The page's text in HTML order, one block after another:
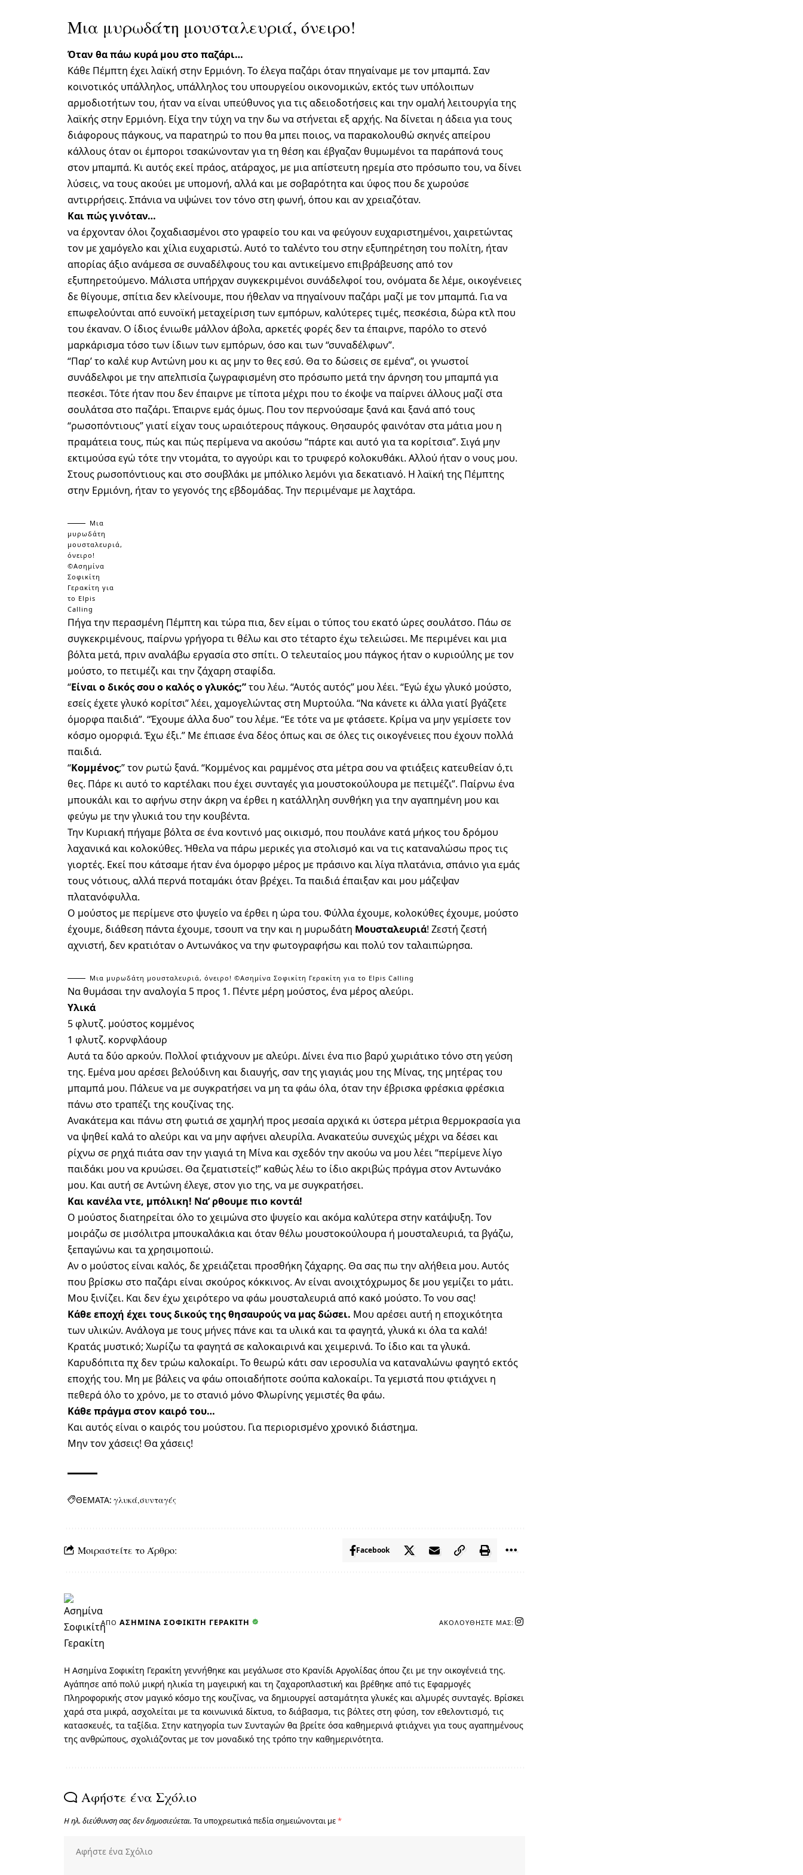
Μια μυρωδάτη μουσταλευριά, όνειρο!
Όταν θα πάω κυρά μου στο παζάρι…
Κάθε Πέμπτη έχει λαϊκή στην Ερμιόνη. Το έλεγα παζάρι όταν πηγαίναμε με τον μπαμπά. Σαν
κοινοτικός υπάλληλος, υπάλληλος του υπουργείου οικονομικών, εκτός των υπόλοιπων
αρμοδιοτήτων του, ήταν να είναι υπεύθυνος για τις αδειοδοτήσεις και την ομαλή λειτουργία της
λαϊκής στην Ερμιόνη. Είχα την τύχη να την δω να στήνεται εξ αρχής. Να δίνεται η άδεια για τους
διάφορους πάγκους, να παρατηρώ το που θα μπει ποιος, να παρακολουθώ σκηνές απείρου
κάλλους όταν οι έμποροι τσακώνονταν για τη θέση και έβγαζαν θυμωμένοι τα παράπονά τους
στον μπαμπά. Κι αυτός εκεί πράος, ατάραχος, με μια απίστευτη ηρεμία στο πρόσωπο του, να δίνει
λύσεις, να τους ακούει με υπομονή, αλλά και με σοβαρότητα και ύφος που δε χωρούσε
αντιρρήσεις. Σπάνια να υψώνει τον τόνο στη φωνή, όπου και αν χρειαζόταν.
Και πώς γινόταν…
να έρχονταν όλοι ζοχαδιασμένοι στο γραφείο του και να φεύγουν ευχαριστημένοι, χαιρετώντας
τον με χαμόγελο και χίλια ευχαριστώ. Αυτό το ταλέντο του στην εξυπηρέτηση του πολίτη, ήταν
απορίας άξιο ανάμεσα σε συναδέλφους του και αντικείμενο επιβράβευσης από τον
εξυπηρετούμενο. Μάλιστα υπήρχαν συγκεκριμένοι συνάδελφοί του, ονόματα δε λέμε, οικογένειες
δε θίγουμε, σπίτια δεν κλείνουμε, που ήθελαν να πηγαίνουν παζάρι μαζί με τον μπαμπά. Για να
επωφελούνται από ευνοϊκή μεταχείριση των εμπόρων, καλύτερες τιμές, πεσκέσια, δώρα κτλ που
του έκαναν. Ο ίδιος ένιωθε μάλλον άβολα, αρκετές φορές δεν τα έπαιρνε, παρόλο το στενό
μαρκάρισμα τόσο των ίδιων των εμπόρων, όσο και των “συναδέλφων”.
“Παρ’ το καλέ κυρ Αντώνη μου κι ας μην το θες εσύ. Θα το δώσεις σε εμένα”, οι γνωστοί
συνάδελφοι με την απελπισία ζωγραφισμένη στο πρόσωπο μετά την άρνηση του μπαμπά για
πεσκέσι. Τότε ήταν που δεν έπαιρνε με τίποτα μέχρι που το έκοψε να παίρνει άλλους μαζί στα
σουλάτσα στο παζάρι. Έπαιρνε εμάς όμως. Που τον περνούσαμε ξανά και ξανά από τους
“ρωσοπόντιους” γιατί είχαν τους ωραιότερους πάγκους. Θησαυρός φαινόταν στα μάτια μου η
πραμάτεια τους, πώς και πώς περίμενα να ακούσω “πάρτε και αυτό για τα κορίτσια”. Σιγά μην
εκτιμούσα εγώ τότε την ντομάτα, το αγγούρι και το τρυφερό κολοκυθάκι. Αλλού ήταν ο νους μου.
Στους ρωσοπόντιους και στο σουβλάκι με μπόλικο λεμόνι για δεκατιανό. Η λαϊκή της Πέμπτης
στην Ερμιόνη, ήταν το γεγονός της εβδομάδας. Την περιμέναμε με λαχτάρα.
Μια
μυρωδάτη
μουσταλευριά,
όνειρο!
©Ασημίνα
Σοφικίτη
Γερακίτη για
το Elpis
Calling
Πήγα την περασμένη Πέμπτη και τώρα πια, δεν είμαι ο τύπος του εκατό ώρες σουλάτσο. Πάω σε
συγκεκριμένους, παίρνω γρήγορα τι θέλω και στο τέταρτο έχω τελειώσει. Με περιμένει και μια
βόλτα μετά, πριν αναλάβω εργασία στο σπίτι. Ο τελευταίος μου πάγκος ήταν ο κυριούλης με τον
μούστο, το πετιμέζι και την ζάχαρη σταφίδα.
“Είναι ο δικός σου ο καλός ο γλυκός;”του λέω. “Αυτός αυτός” μου λέει. “Εγώ έχω γλυκό μούστο,
εσείς έχετε γλυκό κορίτσι” λέει, χαμογελώντας στη Μυρτούλα. “Να κάνετε κι άλλα γιατί βγάζετε
όμορφα παιδιά”. “Έχουμε άλλα δυο” του λέμε. “Εε τότε να με φτάσετε. Κρίμα να μην γεμίσετε τον
κόσμο ομορφιά. Έχω έξι.” Με έπιασε ένα δέος όπως και σε όλες τις οικογένειες που έχουν πολλά
παιδιά.
“Κομμένος;” τον ρωτώ ξανά. “Κομμένος και ραμμένος στα μέτρα σου να φτιάξεις κατευθείαν ό,τι
θες. Πάρε κι αυτό το καρτέλακι που έχει συνταγές για μουστοκούλουρα με πετιμέζι”. Παίρνω ένα
μπουκάλι και το αφήνω στην άκρη να έρθει η κατάλληλη συνθήκη για την αγαπημένη μου και
φεύγω με την γλυκιά του την κουβέντα.
Την Κυριακή πήγαμε βόλτα σε ένα κοντινό μας οικισμό, που πουλάνε κατά μήκος του δρόμου
λαχανικά και κολοκύθες. Ήθελα να πάρω μερικές για στολισμό και να τις καταναλώσω προς τις
γιορτές. Εκεί που κάτσαμε ήταν ένα όμορφο μέρος με πράσινο και λίγα πλατάνια, σπάνιο για εμάς
τους νότιους, αλλά περνά ποταμάκι όταν βρέχει. Τα παιδιά έπαιξαν και μου μάζεψαν
πλατανόφυλλα.
Ο μούστος με περίμενε στο ψυγείο να έρθει η ώρα του. Φύλλα έχουμε, κολοκύθες έχουμε, μούστο
έχουμε, διάθεση πάντα έχουμε, τσουπ να την και η μυρωδάτη Μουσταλευριά! Ζεστή ζεστή
αχνιστή, δεν κρατιόταν ο Αντωνάκος να την φωτογραφήσω και πολύ τον ταλαιπώρησα.
Μια μυρωδάτη μουσταλευριά, όνειρο! ©Ασημίνα Σοφικίτη Γερακίτη για το Elpis Calling
Να θυμάσαι την αναλογία 5 προς 1. Πέντε μέρη μούστος, ένα μέρος αλεύρι.
Υλικά
5 φλυτζ. μούστος κομμένος
1 φλυτζ. κορνφλάουρ
Αυτά τα δύο αρκούν. Πολλοί φτιάχνουν με αλεύρι. Δίνει ένα πιο βαρύ χωριάτικο τόνο στη γεύση
της. Εμένα μου αρέσει βελούδινη και διαυγής, σαν της γιαγιάς μου της Μίνας, της μητέρας του
μπαμπά μου. Πάλευε να με συγκρατήσει να μη τα φάω όλα, όταν την έβρισκα φρέσκια φρέσκια
πάνω στο τραπέζι της κουζίνας της.
Ανακάτεμα και πάνω στη φωτιά σε χαμηλή προς μεσαία αρχικά κι ύστερα μέτρια θερμοκρασία για
να ψηθεί καλά το αλεύρι και να μην αφήνει αλευρίλα. Ανακατεύω συνεχώς μέχρι να δέσει και
ρίχνω σε ρηχά πιάτα σαν την γιαγιά τη Μίνα και σχεδόν την ακούω να μου λέει “περίμενε λίγο
παιδάκι μου να κρυώσει. Θα ζεματιστείς!” καθώς λέω το ίδιο ακριβώς πράγμα στον Αντωνάκο
μου. Και αυτή σε Αντώνη έλεγε, στον γιο της, να με συγκρατήσει.
Και κανέλα ντε, μπόλικη! Να’ ρθουμε πιο κοντά!
Ο μούστος διατηρείται όλο το χειμώνα στο ψυγείο και ακόμα καλύτερα στην κατάψυξη. Τον
μοιράζω σε μισόλιτρα μπουκαλάκια και όταν θέλω μουστοκούλουρα ή μουσταλευριά, τα βγάζω,
ξεπαγώνω και τα χρησιμοποιώ.
Αν ο μούστος είναι καλός, δε χρειάζεται προσθήκη ζάχαρης. Θα σας πω την αλήθεια μου. Αυτός
που βρίσκω στο παζάρι είναι σκούρος κόκκινος. Αν είναι ανοιχτόχρωμος δε μου γεμίζει το μάτι.
Μου ξινίζει. Και δεν έχω χειρότερο να φάω μουσταλευριά από κακό μούστο. Το νου σας!
Κάθε εποχή έχει τους δικούς της θησαυρούς να μας δώσει. Μου αρέσει αυτή η εποχικότητα
των υλικών. Ανάλογα με τους μήνες πάνε και τα υλικά και τα φαγητά, γλυκά κι όλα τα καλά!
Κρατάς μυστικό; Χωρίζω τα φαγητά σε καλοκαιρινά και χειμερινά. Το ίδιο και τα γλυκά.
Καρυδόπιτα πχ δεν τρώω καλοκαίρι. Το θεωρώ κάτι σαν ιεροσυλία να καταναλώνω φαγητό εκτός
εποχής του. Μη με βάλεις να φάω οποιαδήποτε σούπα καλοκαίρι. Τα γεμιστά που φτιάχνει η
πεθερά όλο το χρόνο, με το στανιό μόνο Φλωρίνης γεμιστές θα φάω.
Κάθε πράγμα στον καιρό του…
Και αυτός είναι ο καιρός του μούστου. Για περιορισμένο χρονικό διάστημα.
Μην τον χάσεις! Θα χάσεις!
ΘΕΜΑΤΑ: γλυκά συνταγές
Μοιραστείτε το Άρθρο: Facebook
ΑΠΌ ΑΣΗΜΊΝΑ ΣΟΦΙΚΊΤΗ ΓΕΡΑΚΊΤΗ ΑΚΟΛΟΥΘΉΣΤΕ ΜΑΣ:
Η Ασημίνα Σοφικίτη Γερακίτη γεννήθηκε και μεγάλωσε στο Κρανίδι Αργολίδας όπου ζει με την οικογένειά της.
Αγάπησε από πολύ μικρή ηλικία τη μαγειρική και τη ζαχαροπλαστική και βρέθηκε από τις Εφαρμογές
Πληροφορικής στον μαγικό κόσμο της κουζίνας, να δημιουργεί ασταμάτητα γλυκές και αλμυρές συνταγές. Βρίσκει
χαρά στα μικρά, ασχολείται με τα κοινωνικά δίκτυα, το διάβασμα, τις βόλτες στη φύση, τον εθελοντισμό, τις
κατασκευές, τα ταξίδια. Στην κατηγορία των Συνταγών θα βρείτε όσα καθημερινά φτιάχνει για τους αγαπημένους
της ανθρώπους, σχολιάζοντας με τον μοναδικό της τρόπο την καθημερινότητα.
Αφήστε ένα Σχόλιο
Η ηλ. διεύθυνση σας δεν δημοσιεύεται. Τα υποχρεωτικά πεδία σημειώνονται με*